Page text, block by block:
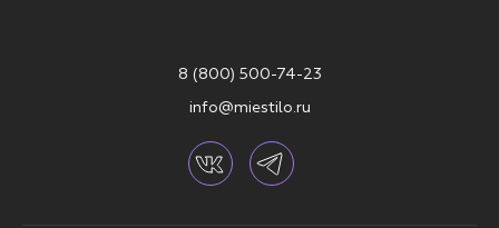
8 (800) 500-74-23
info@miestilo.ru